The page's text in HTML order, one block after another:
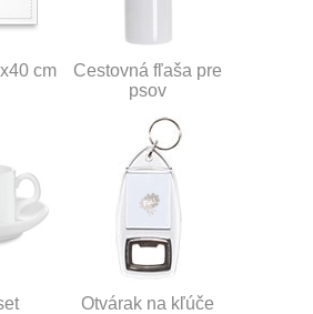
cm
Cestovná fľaša pre
psov
Otvárak na kľúče